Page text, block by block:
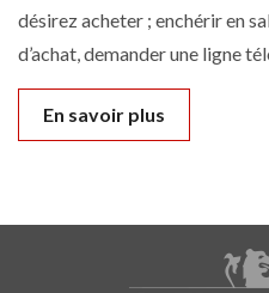
désirez acheter ; enchérir en
d’achat, demander une ligne
En savoir plus